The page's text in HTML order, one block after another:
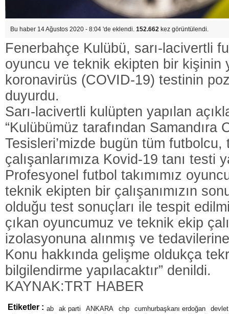
Bu haber 14 Ağustos 2020 - 8:04 'de eklendi. 152.662 kez görüntülendi.
Fenerbahçe Kulübü, sarı-lacivertli
oyuncu ve teknik ekipten bir kişinin
koronavirüs (COVID-19) testinin
duyurdu.
Sarı-lacivertli kulüpten yapılan
“Kulübümüz tarafından Samandıra
Tesisleri’mizde bugün tüm
çalışanlarımıza Kovid-19 tanı testi
Profesyonel futbol takımımız
teknik ekipten bir çalışanımızın
olduğu test sonuçları ile tespit
çıkan oyuncumuz ve teknik ekip
izolasyonuna alınmış ve
Konu hakkında gelişme oldukça
bilgilendirme yapılacaktır” denildi.
KAYNAK:TRT HABER
Etiketler : ab ak parti ANKARA chp cumhurbaşkanı erdoğan